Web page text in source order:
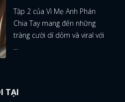
Tập 2 của Vì Mẹ Anh Phán
Chia Tay mang đến những
tràng cười dí dỏm và viral với
...
TẠI